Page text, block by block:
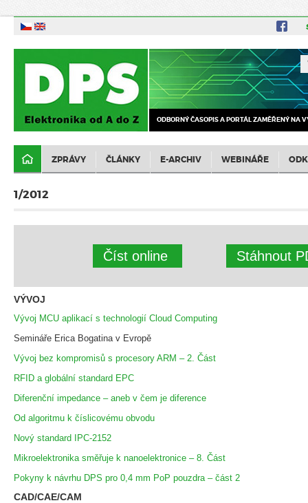
ODBORNÝ ČASOPIS A PORTÁL ZAMĚŘENÝ NA
ZPRÁVY ČLÁNKY E-ARCHIV WEBINÁŘE
1/2012
Číst online Stáhnout
VÝVOJ
Vývoj MCU aplikací s technologií Cloud Computing
Semináře Erica Bogatina v Evropě
Vývoj bez kompromisů s procesory ARM – 2. Část
RFID a globální standard EPC
Diferenční impedance – aneb v čem je diference
Od algoritmu k číslicovému obvodu
Nový standard IPC-2152
Mikroelektronika směřuje k nanoelektronice – 8. Část
Pokyny k návrhu DPS pro 0,4 mm PoP pouzdra – část 2
CAD/CAE/CAM